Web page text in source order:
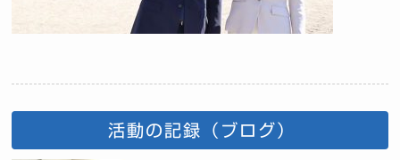
活動の記録（ブログ）